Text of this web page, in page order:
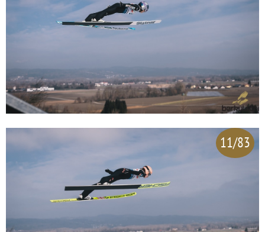
11/83